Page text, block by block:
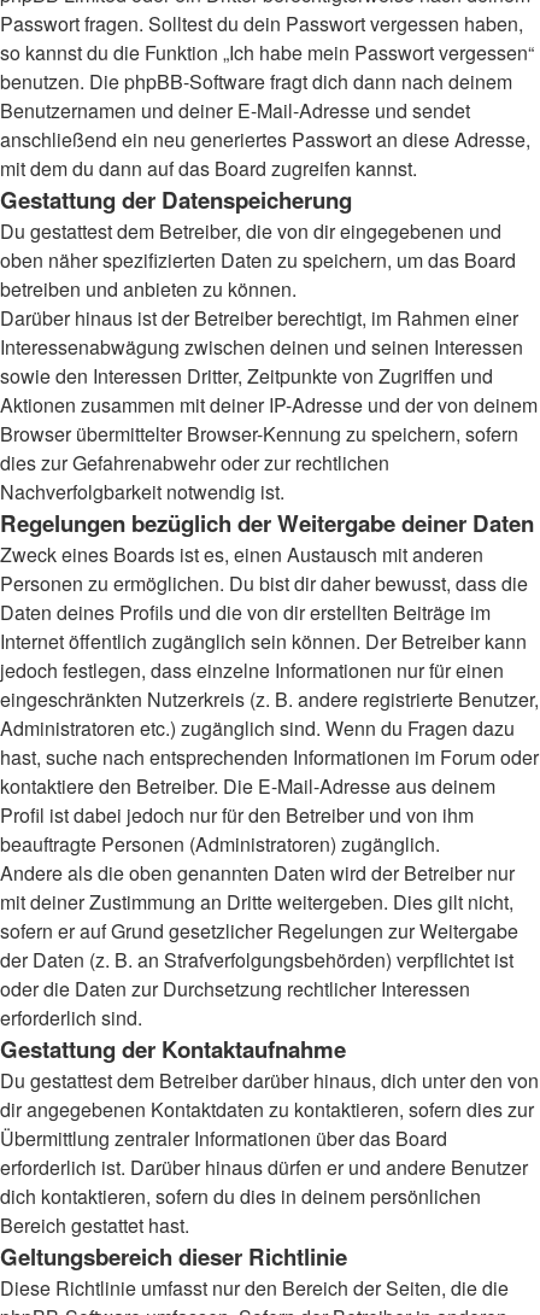
Passwort fragen. Solltest du dein Passwort vergessen haben,
so kannst du die Funktion „Ich habe mein Passwort vergessen“
benutzen. Die phpBB-Software fragt dich dann nach deinem
Benutzernamen und deiner E-Mail-Adresse und sendet
anschließend ein neu generiertes Passwort an diese Adresse,
mit dem du dann auf das Board zugreifen kannst.
Gestattung der Datenspeicherung
Du gestattest dem Betreiber, die von dir eingegebenen und
oben näher spezifizierten Daten zu speichern, um das Board
betreiben und anbieten zu können.
Darüber hinaus ist der Betreiber berechtigt, im Rahmen einer
Interessenabwägung zwischen deinen und seinen Interessen
sowie den Interessen Dritter, Zeitpunkte von Zugriffen und
Aktionen zusammen mit deiner IP-Adresse und der von deinem
Browser übermittelter Browser-Kennung zu speichern, sofern
dies zur Gefahrenabwehr oder zur rechtlichen
Nachverfolgbarkeit notwendig ist.
Regelungen bezüglich der Weitergabe deiner Daten
Zweck eines Boards ist es, einen Austausch mit anderen
Personen zu ermöglichen. Du bist dir daher bewusst, dass die
Daten deines Profils und die von dir erstellten Beiträge im
Internet öffentlich zugänglich sein können. Der Betreiber kann
jedoch festlegen, dass einzelne Informationen nur für einen
eingeschränkten Nutzerkreis (z. B. andere registrierte Benutzer,
Administratoren etc.) zugänglich sind. Wenn du Fragen dazu
hast, suche nach entsprechenden Informationen im Forum oder
kontaktiere den Betreiber. Die E-Mail-Adresse aus deinem
Profil ist dabei jedoch nur für den Betreiber und von ihm
beauftragte Personen (Administratoren) zugänglich.
Andere als die oben genannten Daten wird der Betreiber nur
mit deiner Zustimmung an Dritte weitergeben. Dies gilt nicht,
sofern er auf Grund gesetzlicher Regelungen zur Weitergabe
der Daten (z. B. an Strafverfolgungsbehörden) verpflichtet ist
oder die Daten zur Durchsetzung rechtlicher Interessen
erforderlich sind.
Gestattung der Kontaktaufnahme
Du gestattest dem Betreiber darüber hinaus, dich unter den von
dir angegebenen Kontaktdaten zu kontaktieren, sofern dies zur
Übermittlung zentraler Informationen über das Board
erforderlich ist. Darüber hinaus dürfen er und andere Benutzer
dich kontaktieren, sofern du dies in deinem persönlichen
Bereich gestattet hast.
Geltungsbereich dieser Richtlinie
Diese Richtlinie umfasst nur den Bereich der Seiten, die die